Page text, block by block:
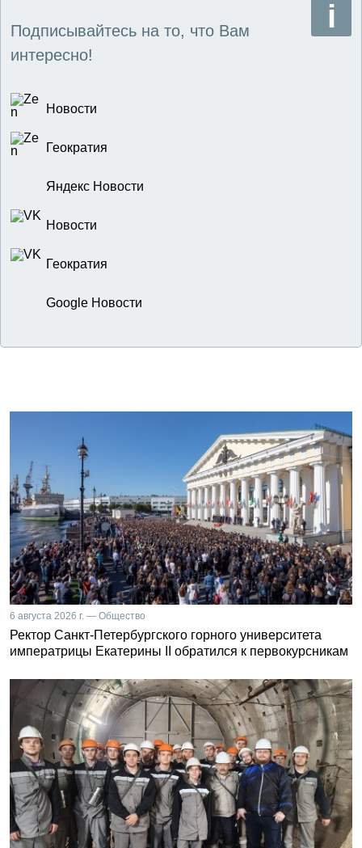
Подписывайтесь на то, что Вам
интересно!
Новости
Геократия
Яндекс Новости
Новости
Геократия
Google Новости
6 августа 2026 г. — Общество
Ректор Санкт-Петербургского горного университета
императрицы Екатерины II обратился к первокурсникам